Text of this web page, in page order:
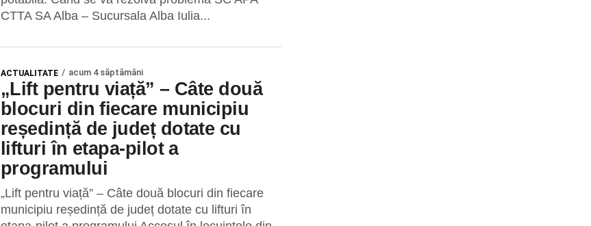
CTTA SA Alba – Sucursala Alba Iulia...
ACTUALITATE acum 4 săptămâni
„Lift pentru viață” – Câte două
blocuri din fiecare municipiu
reședință de județ dotate cu
lifturi în etapa-pilot a
programului
„Lift pentru viață” – Câte două blocuri din fiecare
municipiu reședință de județ dotate cu lifturi în